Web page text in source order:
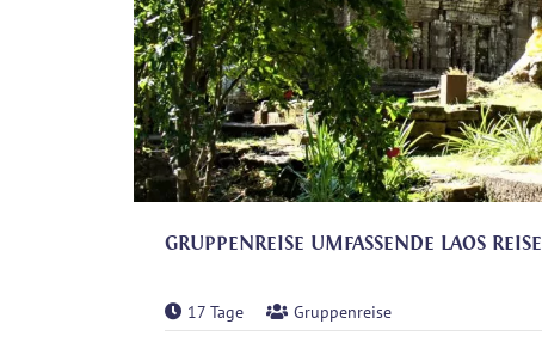
GRUPPENREISE UMFASSENDE LAOS REISE
17 Tage Gruppenreise